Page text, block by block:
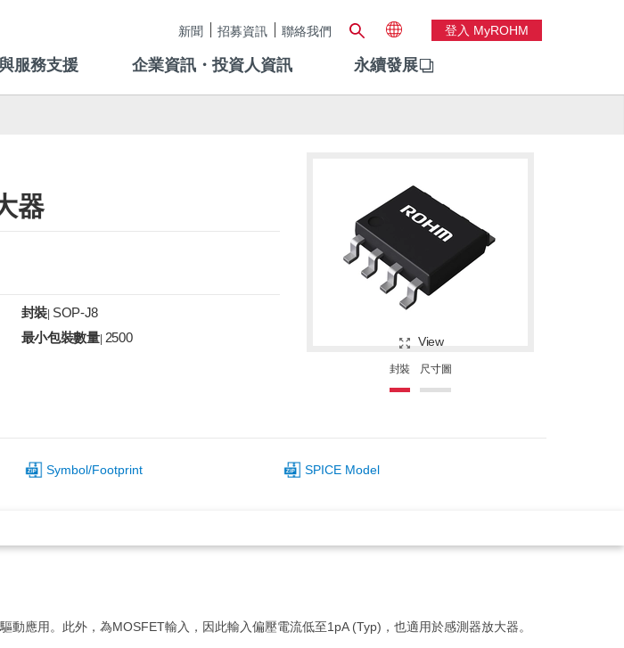
新聞 招募資訊 聯絡我們 登入 MyROHM
服務支援 企業資訊・投資人資訊 永續發展
器
封裝 SOP-J8
最小包裝數量| 2500
View
封裝 尺寸圖
Symbol/Footprint SPICE Model
應用。此外，為MOSFET輸入，因此輸入偏壓電流低至1pA (Typ)，也適用於感測器放大器。